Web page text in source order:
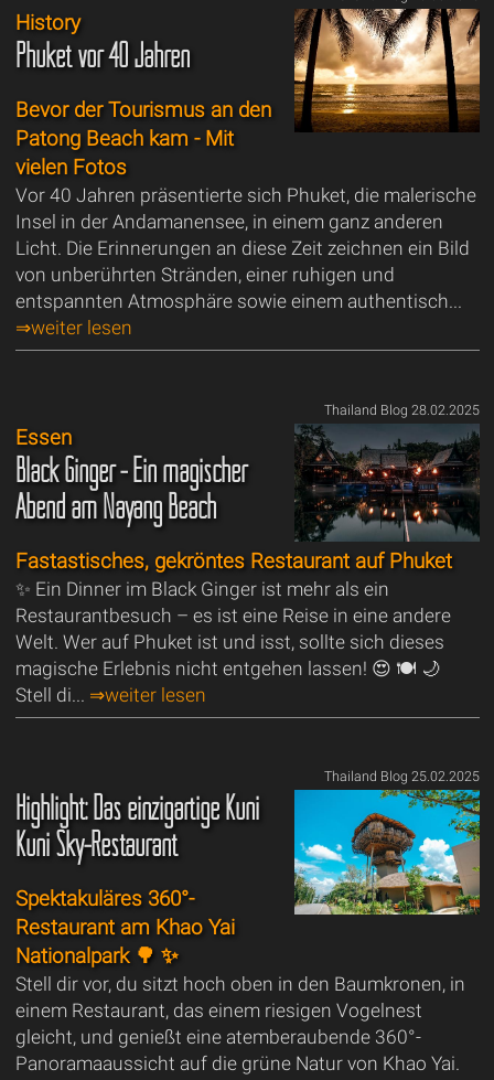
History
Phuket vor 40 Jahren
Bevor der Tourismus an den
Patong Beach kam - Mit
vielen Fotos
Vor 40 Jahren präsentierte sich Phuket, die malerische
Insel in der Andamanensee, in einem ganz anderen
Licht. Die Erinnerungen an diese Zeit zeichnen ein Bild
von unberührten Stränden, einer ruhigen und
entspannten Atmosphäre sowie einem authentisch...
⇒weiter lesen
Thailand Blog 28.02.2025
Essen
Black Ginger - Ein magischer
Abend am Nayang Beach
Fastastisches, gekröntes Restaurant auf Phuket
✨ Ein Dinner im Black Ginger ist mehr als ein
Restaurantbesuch – es ist eine Reise in eine andere
Welt. Wer auf Phuket ist und isst, sollte sich dieses
magische Erlebnis nicht entgehen lassen! 😍 🍽️ 🌙
Stell di... ⇒weiter lesen
Thailand Blog 25.02.2025
Highlight: Das einzigartige Kuni
Kuni Sky-Restaurant
Spektakuläres 360°-
Restaurant am Khao Yai
Nationalpark 🌳 ✨
Stell dir vor, du sitzt hoch oben in den Baumkronen, in
einem Restaurant, das einem riesigen Vogelnest
gleicht, und genießt eine atemberaubende 360°-
Panoramaaussicht auf die grüne Natur von Khao Yai.